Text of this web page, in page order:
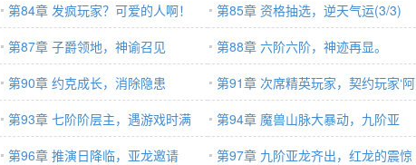
（2/3，求订阅）
（3/3，求订阅）
第84章 发疯玩家？可爱的人啊！
(2/3)
第85章 资格抽选，逆天气运(3/3)
第87章 子爵领地，神谕召见
（2/3）
第88章 六阶六阶，神迹再显。
（3/3）
第90章 约克成长，消除隐患
（2/3）
第91章 次席精英玩家，契约玩家‘阿
丞’（3/3）
第93章 七阶阶层主，遇游戏时满
（2/3）
第94章 魔兽山脉大暴动，九阶亚
龙！（3/3）
第96章 推演日降临，亚龙邀请
第97章 九阶亚龙齐出，红龙的震惊